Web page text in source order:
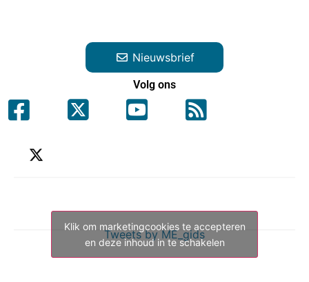
Nieuwsbrief
Volg ons
Tweets by ME_gids
Klik om marketingcookies te accepteren
en deze inhoud in te schakelen